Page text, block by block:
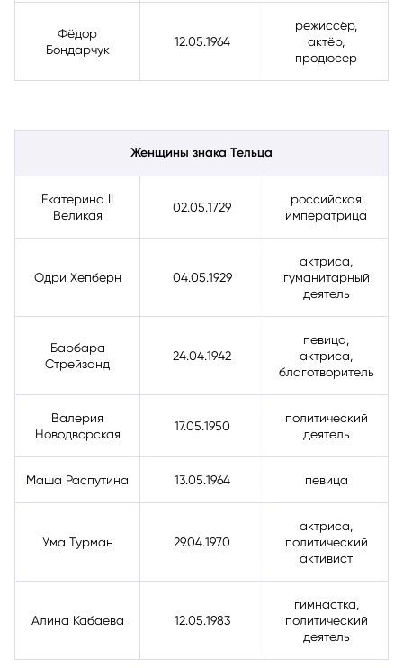
Фёдор
Бондарчук
12.05.1964
режиссёр,
актёр,
продюсер
Женщины знака Тельца
Екатерина II
Великая
02.05.1729
российская
императрица
Одри Хепберн 04.05.1929
актриса,
гуманитарный
деятель
Барбара
Стрейзанд
24.04.1942
певица,
актриса,
благотворитель
Валерия
Новодворская
17.05.1950
политический
деятель
Маша Распутина 13.05.1964 певица
Ума Турман 29.04.1970
актриса,
политический
активист
Алина Кабаева 12.05.1983
гимнастка,
политический
деятель